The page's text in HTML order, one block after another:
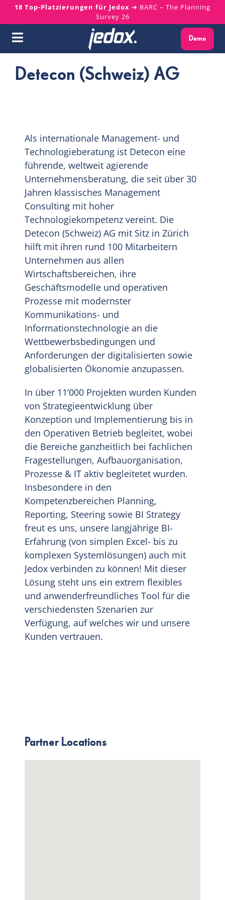
Skip
content
18 Top-Platzierungen für Jedox ➜ BARC – The Planning
Survey 26
Toggle
Navigation
Warum Jedox?
Services
Ressourcen
Über uns
Demo
Detecon (Schweiz) AG
Als internationale Management- und
Technologieberatung ist Detecon eine
führende, weltweit agierende
Unternehmensberatung, die seit über 30
Jahren klassisches Management
Consulting mit hoher
Technologiekompetenz vereint. Die
Detecon (Schweiz) AG mit Sitz in Zürich
hilft mit ihren rund 100 Mitarbeitern
Unternehmen aus allen
Wirtschaftsbereichen, ihre
Geschäftsmodelle und operativen
Prozesse mit modernster
Kommunikations- und
Informationstechnologie an die
Wettbewerbsbedingungen und
Anforderungen der digitalisierten sowie
globalisierten Ökonomie anzupassen.
In über 11‘000 Projekten wurden Kunden
von Strategieentwicklung über
Konzeption und Implementierung bis in
den Operativen Betrieb begleitet, wobei
die Bereiche ganzheitlich bei fachlichen
Fragestellungen, Aufbauorganisation,
Prozesse & IT aktiv begleitetet wurden.
Insbesondere in den
Kompetenzbereichen Planning,
Reporting, Steering sowie BI Strategy
freut es uns, unsere langjährige BI-
Erfahrung (von simplen Excel- bis zu
komplexen Systemlösungen) auch mit
Jedox verbinden zu können! Mit dieser
Lösung steht uns ein extrem flexibles
und anwenderfreundliches Tool für die
verschiedensten Szenarien zur
Verfügung, auf welches wir und unsere
Kunden vertrauen.
Partner Locations